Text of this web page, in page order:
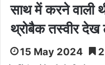
साथ में करने वाली
थ्रोबैक तस्वीर
15 May 2024